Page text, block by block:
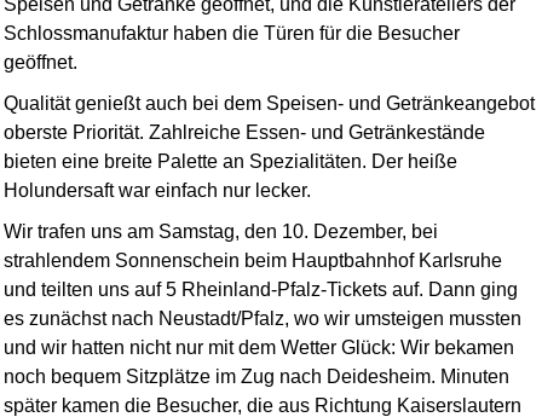
Speisen und Getränke geöffnet, und die Künstlerateliers der
Schlossmanufaktur haben die Türen für die Besucher
geöffnet.
Qualität genießt auch bei dem Speisen- und Getränkeangebot
oberste Priorität. Zahlreiche Essen- und Getränkestände
bieten eine breite Palette an Spezialitäten. Der heiße
Holundersaft war einfach nur lecker.
Wir trafen uns am Samstag, den 10. Dezember, bei
strahlendem Sonnenschein beim Hauptbahnhof Karlsruhe
und teilten uns auf 5 Rheinland-Pfalz-Tickets auf. Dann ging
es zunächst nach Neustadt/Pfalz, wo wir umsteigen mussten
und wir hatten nicht nur mit dem Wetter Glück: Wir bekamen
noch bequem Sitzplätze im Zug nach Deidesheim. Minuten
später kamen die Besucher, die aus Richtung Kaiserslautern